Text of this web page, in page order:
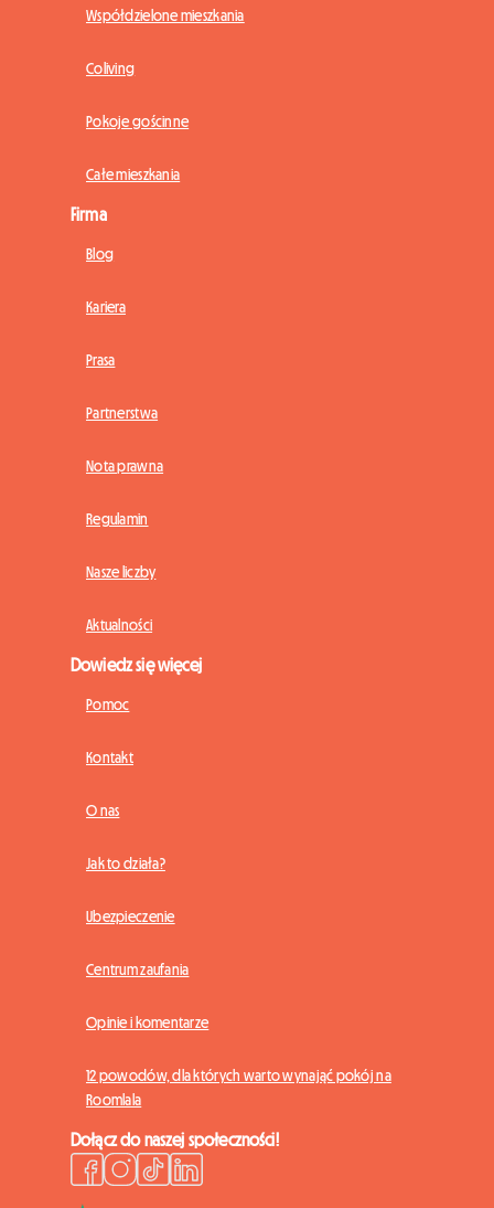
Współdzielone mieszkania
Coliving
Pokoje gościnne
Całe mieszkania
Firma
Blog
Kariera
Prasa
Partnerstwa
Nota prawna
Regulamin
Nasze liczby
Aktualności
Dowiedz się więcej
Pomoc
Kontakt
O nas
Jak to działa?
Ubezpieczenie
Centrum zaufania
Opinie i komentarze
12 powodów, dla których warto wynająć pokój na
Roomlala
Dołącz do naszej społeczności!